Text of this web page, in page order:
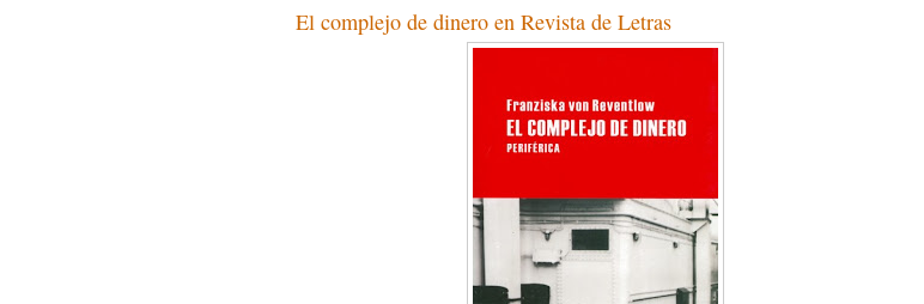
El complejo de dinero en Revista de Letras